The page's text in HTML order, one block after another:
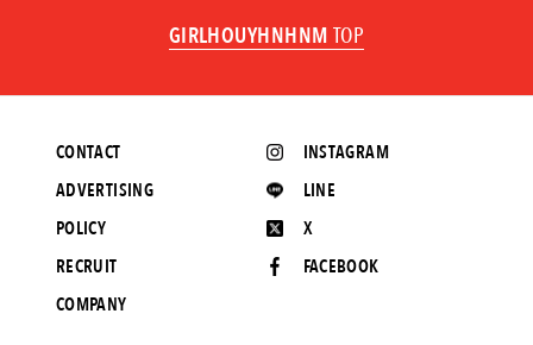
GIRLHOUYHNHNM TOP
INSTAGRAM
LINE
X
FACEBOOK
CONTACT
ADVERTISING
POLICY
RECRUIT
COMPANY